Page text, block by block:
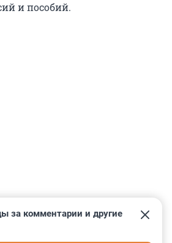
и пособий.
за комментарии и другие